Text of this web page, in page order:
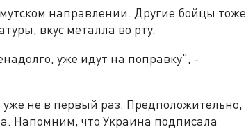
направлении. Другие бойцы тоже
вкус металла во рту.
уже идут на поправку", -
не в первый раз. Предположительно,
Напомним, что Украина подписала